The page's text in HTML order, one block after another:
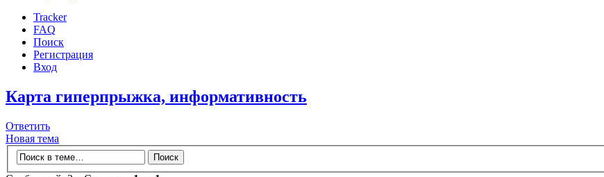
Tracker
FAQ
Поиск
Регистрация
Вход
Карта гиперпрыжка, информативность
Ответить
Новая тема